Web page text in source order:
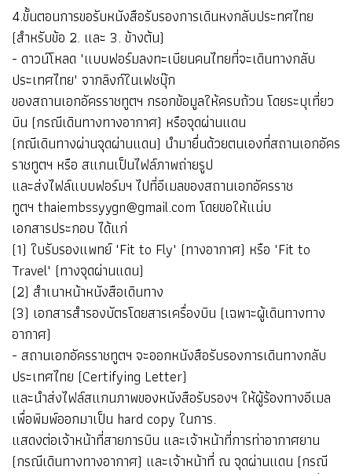
4.ขั้นตอนการขอรับหนังสือรับรองการเดินหงกลับประทศไทย
(สำหรับข้อ 2. และ 3. ข้างต้น)
- ดาวน์โหลด "แบบฟอร์มลงทะเบียนคนไทยที่จะเดินทางกลับ
ประเทศไทย" จากลิงก์ในเฟชบุ๊ก
ของสถานเอกอัครราชทูตฯ กรอกข้อมูลให้ครบถ้วน โดยระบุเที่ยว
บิน (กรณีเดินทางทางอากาศ) หรือจุดผ่านแดน
(กณีเดินทางผ่านจุดผ่านแดน) นำมายื่นด้วยตนเองที่สถานเอกอัคร
ราชทูตฯ หรือ สแกนเป็นไฟล์ภาพถ่ายรูป
และส่งไฟล์แบบฟอร์มฯ ไปที่อีเมลของสถานเอกอัครราช
ทูตฯ thaiembssyygn@gmail.com โดยขอให้แน่บ
เอกสารประกอบ ได้แก่
(1) ใบรับรองแพทย์ "Fit to Fly" (ทางอากาศ) หรือ "Fit to
Travel" (ทางจุดผ่านแดน)
(2) สำเนาหน้าหนังสือเดินทาง
(3) เอกสารสำรองบัตรโดยสารเครื่องบิน (เฉพาะผู้เดินทางทาง
อากาศ)
- สถานเอกอัครราชทูตฯ จะออกหนังสือรับรองการเดินทางกลับ
ประเทศไทย (Certifying Letter)
และนำส่งไฟล์สแกนภาพของหนังสือรับรองฯ ให้ผู้ร้องทางอีเมล
เพื่อพิมพ์ออกมาเป็น hard copy ในการ.
แสดงต่อเจ้าหน้าที่สายการบิน และเจ้าหน้าที่การท่าอากาศยาน
(กรณีเดินทางทางอากาศ) และเจ้าหน้าที่ ณ จุดผ่านแดน (กรณี